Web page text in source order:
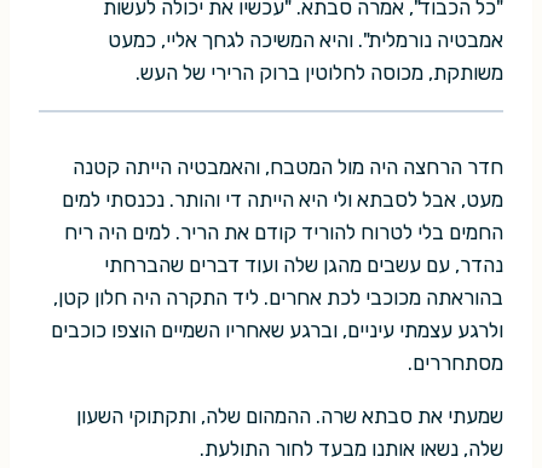
"כל הכבוד", אמרה סבתא. "עכשיו את יכולה לעשות
אמבטיה נורמלית". והיא המשיכה לגחך אליי, כמעט
משותקת, מכוסה לחלוטין ברוק הרירי של העש.
חדר הרחצה היה מול המטבח, והאמבטיה הייתה קטנה
מעט, אבל לסבתא ולי היא הייתה די והותר. נכנסתי למים
החמים בלי לטרוח להוריד קודם את הריר. למים היה ריח
נהדר, עם עשבים מהגן שלה ועוד דברים שהברחתי
בהוראתה מכוכבי לכת אחרים. ליד התקרה היה חלון קטן,
ולרגע עצמתי עיניים, וברגע שאחריו השמיים הוצפו כוכבים
מסתחררים.
שמעתי את סבתא שרה. ההמהום שלה, ותקתוקי השעון
שלה, נשאו אותנו מבעד לחור התולעת.